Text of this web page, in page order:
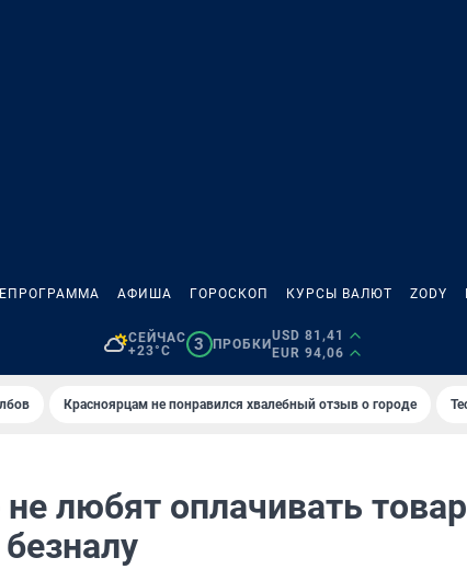
АФИША ГОРОСКОП КУРСЫ ВАЛЮТ ZODY
СЕЙЧАС
+23°C
3 ПРОБКИ
USD 81,41
EUR 94,06
Красноярцам не понравился хвалебный отзыв о городе
не любят оплачивать